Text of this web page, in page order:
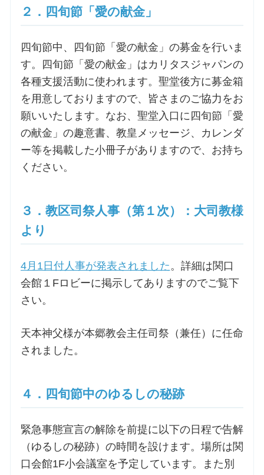
交通・アクセス
２．四旬節「愛の献金」
四旬節中、四旬節「愛の献金」の募金を行いま
す。四旬節「愛の献金」はカリタスジャパンの
各種支援活動に使われます。聖堂後方に募金箱
を用意しておりますので、皆さまのご協力をお
願いいたします。なお、聖堂入口に四旬節「愛
の献金」の趣意書、教皇メッセージ、カレンダ
ー等を掲載した小冊子がありますので、お持ち
ください。
３．教区司祭人事（第１次）：大司教様
より
4月1日付人事が発表されました。詳細は関口
会館１Fロビーに掲示してありますのでご覧下
さい。
天本神父様が本郷教会主任司祭（兼任）に任命
されました。
４．四旬節中のゆるしの秘跡
緊急事態宣言の解除を前提に以下の日程で告解
（ゆるしの秘跡）の時間を設けます。場所は関
口会館1F小会議室を予定しています。また別